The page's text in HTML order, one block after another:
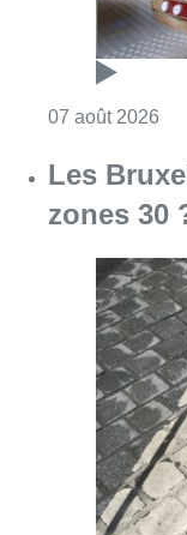
07 août 2026
Deux
vol à